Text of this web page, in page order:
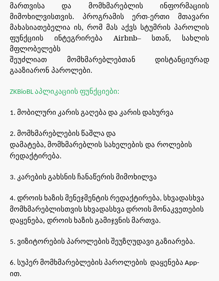
მართვისა
და მომხმარებლის ინფორმაციის
მიმოხილვისთვის. პროგრამის ერთ-ერთი მთავარი
მახასიათებელია ის, რომ მას აქვს სტუმრის პაროლის
ფუნქციის ინტეგრირება Airbnb– სთან, სახლის
მფლობელებს
შეუძლიათ მომხმარებლებთან დისტანციურად
გააზიარონ პაროლები.
ZKBioBL აპლიკაციის ფუნქციები:
1. მობილური კარის გაღება და კარის დახურვა
2. მომხმარებლების წაშლა და
დამატება, მომხმარებლის სახელების და როლების
რედაქტირება.
3. კარების გახსნის ჩანაწერის მიმოხილვა
4. დროის ხაზის მენეჯმენტის რედაქტირება, სხვადასხვა
მომხმარებლისთვის სხვადასხვა დროის მონაკვეთების
დაყენება, დროის ხაზის გამიჯვნის მართვა.
5. ვიზიტორების პაროლების შეუზღუდავი გაზიარება.
6. სუპერმომხმარებლების პაროლების დაყენება App-
ით.